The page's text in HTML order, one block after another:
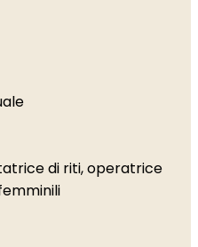
di riti, operatrice